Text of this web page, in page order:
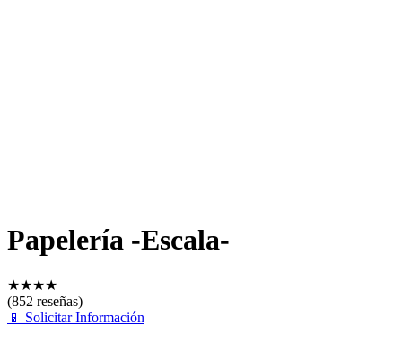
Papelería -Escala-
★★★★
(852 reseñas)
📱
Solicitar Información